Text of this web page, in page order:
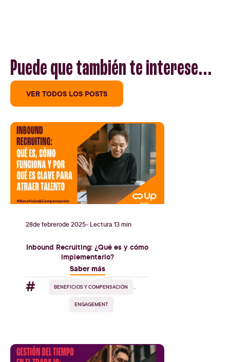
Puede que también te interese...
VER TODOS LOS POSTS
28defebrerode2025- Lectura 13 min
Inbound Recruiting: ¿Qué es y cómo
implementarlo?
Saber más
# BENEFICIOS Y COMPENSACIÓN ,
ENGAGEMENT